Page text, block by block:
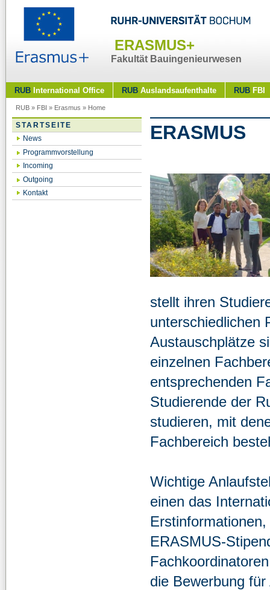
ERASMUS+
Fakultät Bauingenieurwesen
RUB International Office RUB Auslandsaufenthalte RUB FBI
RUB » FBI » Erasmus » Home
STARTSEITE
News
Programmvorstellung
Incoming
Outgoing
Kontakt
ERASMUS
stellt ihren
unterschiedlichen
Austauschplätze
einzelnen
entsprechenden
Studierende der
studieren, mit
Fachbereich
Wichtige
einen das
ERASMUS-
die Bewerbung